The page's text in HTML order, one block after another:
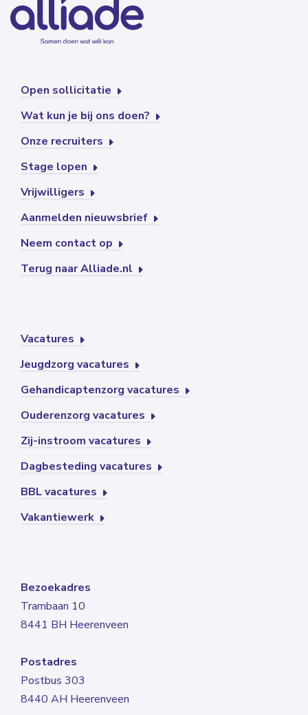
Open sollicitatie
Wat kun je bij ons doen?
Onze recruiters
Stage lopen
Vrijwilligers
Aanmelden nieuwsbrief
Neem contact op
Terug naar Alliade.nl
Vacatures
Jeugdzorg vacatures
Gehandicaptenzorg vacatures
Ouderenzorg vacatures
Zij-instroom vacatures
Dagbesteding vacatures
BBL vacatures
Vakantiewerk
Bezoekadres
Trambaan 10
8441 BH Heerenveen
Postadres
Postbus 303
8440 AH Heerenveen